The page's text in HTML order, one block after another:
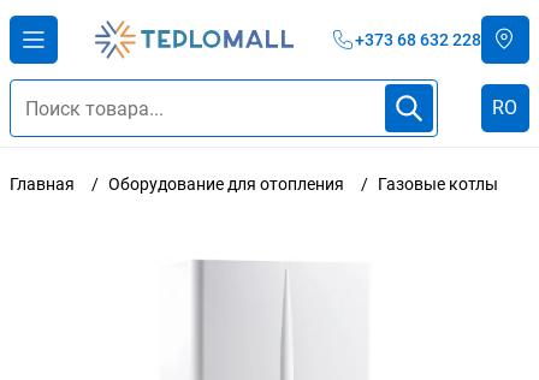
+373 68 632 228
RO
Главная Оборудование для отопления Газовые котлы